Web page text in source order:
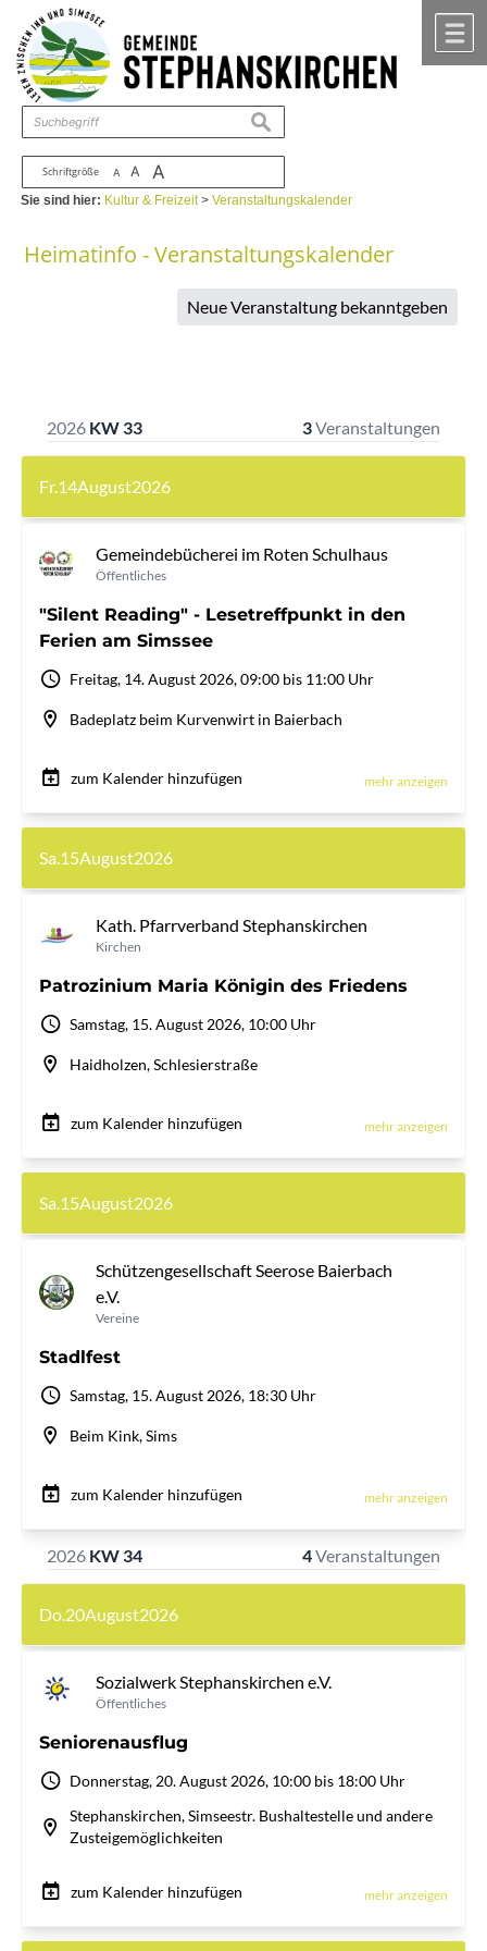
Zum Inhalt ,zur Navigation
Schriftgröße A A A
suchen
Sie sind hier: Kultur & Freizeit>Veranstaltungskalender
Heimatinfo - Veranstaltungskalender